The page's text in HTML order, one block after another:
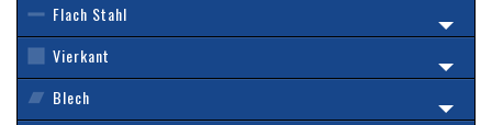
Flach Stahl
Vierkant
Blech